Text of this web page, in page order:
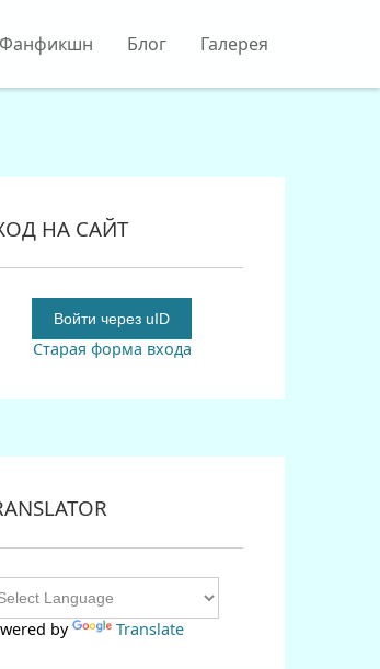
Фанфикшн Блог Галерея
НА САЙТ
Войти через uID
Старая форма входа
by Translate